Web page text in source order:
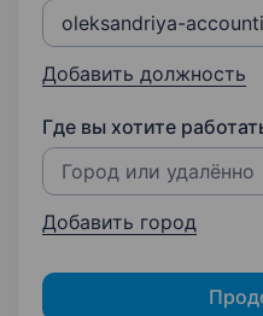
Добавить должность
Где вы хотите
Добавить город